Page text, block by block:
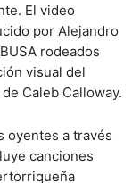
El video
por Alejandro
rodeados
visual del
Caleb Calloway.
oyentes a través
canciones